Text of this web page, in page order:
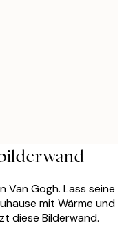
Van Gogh. Lass seine
mit Wärme und
diese Bilderwand.